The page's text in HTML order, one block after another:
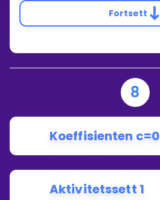
Fortsett
8
Koeffisienten c=0
Aktivitetssett 1